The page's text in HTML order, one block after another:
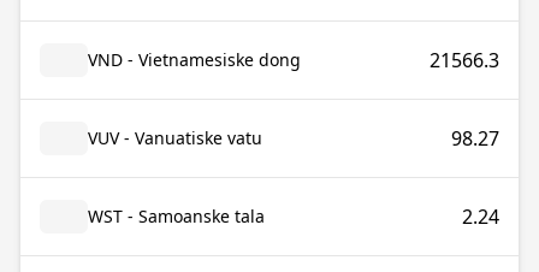
VND - Vietnamesiske dong 21566.3
VUV - Vanuatiske vatu 98.27
WST - Samoanske tala 2.24